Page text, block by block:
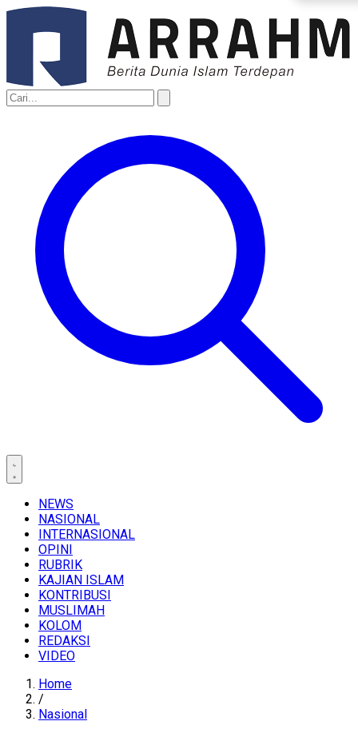
NEWS
NASIONAL
INTERNASIONAL
OPINI
RUBRIK
KAJIAN ISLAM
KONTRIBUSI
MUSLIMAH
KOLOM
REDAKSI
VIDEO
Home
/
Nasional